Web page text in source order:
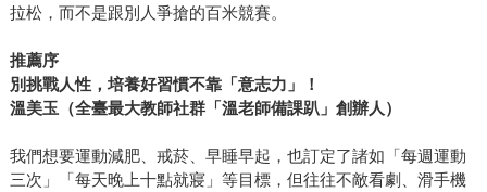
拉松，而不是跟別人爭搶的百米競賽。
推薦序
別挑戰人性，培養好習慣不靠「意志力」！
溫美玉（全臺最大教師社群「溫老師備課趴」創辦人）
我們想要運動減肥、戒菸、早睡早起，也訂定了諸如「每週運動
三次」「每天晚上十點就寢」等目標，但往往不敵看劇、滑手機